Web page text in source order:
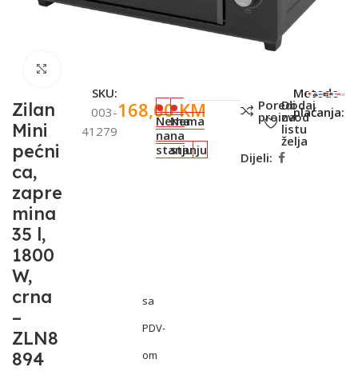
Zilan
Mini
pećni
ca,
zapre
mina
35 l,
1800
W,
crna
–
ZLN8
894
SKU:
003-
41279
168,00KM
sa
PDV-
om
Nema
na
stanju
Nema
na
stanju
Poredi
proizvod
Dodaj
na
listu
želja
Dijeli:
Metode
plaćanja: